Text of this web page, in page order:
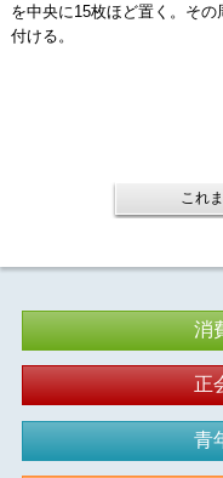
を中央に15枚ほど置く。そ
付ける。
これ
消
正
青